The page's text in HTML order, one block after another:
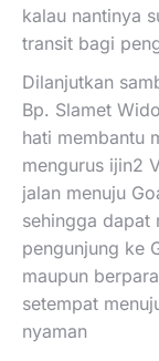
kalau nantinya
transit bagi
Dilanjutkan
Bp. Slamet
hati membantu
mengurus ijin2
jalan menuju
sehingga dapat
pengunjung ke
maupun
setempat
nyaman